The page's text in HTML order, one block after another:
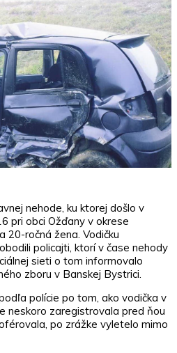
nehode, ku ktorej došlo v
pri obci Ožďany v okrese
20-ročná žena. Vodičku
policajti, ktorí v čase nehody
sieti o tom informovalo
zboru v Banskej Bystrici.
polície po tom, ako vodička v
neskoro zaregistrovala pred ňou
po zrážke vyletelo mimo